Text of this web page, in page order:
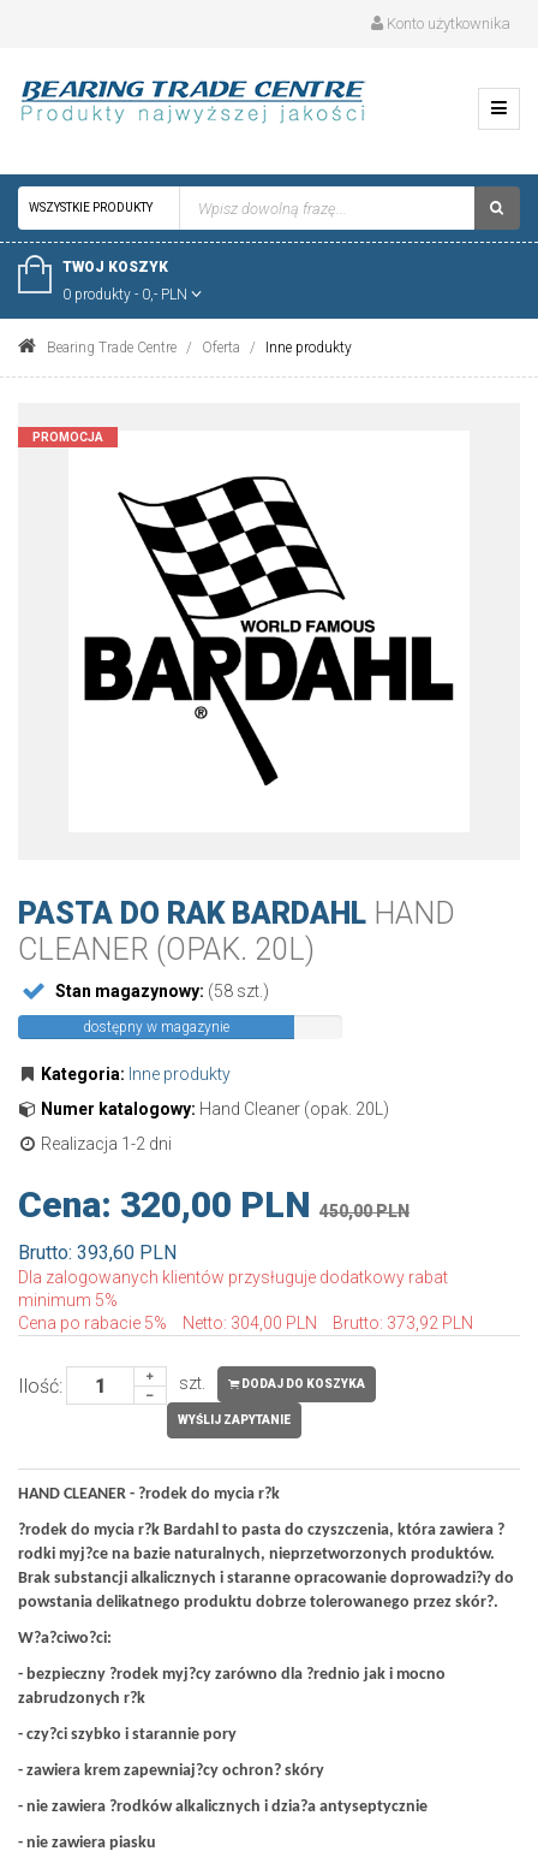
Konto użytkownika
WSZYSTKIE PRODUKTY
TWOJ KOSZYK
0 produkty - 0,- PLN
Bearing Trade Centre Oferta Inne produkty
PROMOCJA
PASTA DO RAK BARDAHL HAND
CLEANER (OPAK. 20L)
Stan magazynowy: (58 szt.)
dostępny w magazynie
Kategoria: Inne produkty
Numer katalogowy: Hand Cleaner (opak. 20L)
Realizacja 1-2 dni
Cena: 320,00 PLN 450,00 PLN
Brutto: 393,60 PLN
Dla zalogowanych klientów przysługuje dodatkowy rabat
minimum 5%
Cena po rabacie 5%
Netto: 304,00 PLN Brutto: 373,92 PLN
Ilość: szt. DODAJ DO KOSZYKA
WYŚLIJ ZAPYTANIE
HAND CLEANER - ?rodek do mycia r?k
?rodek do mycia r?k Bardahl to pasta do czyszczenia, która zawiera ?
rodki myj?ce na bazie naturalnych, nieprzetworzonych produktów.
Brak substancji alkalicznych i staranne opracowanie doprowadzi?y do
powstania delikatnego produktu dobrze tolerowanego przez skór?.
W?a?ciwo?ci:
- bezpieczny ?rodek myj?cy zarówno dla ?rednio jak i mocno
zabrudzonych r?k
- czy?ci szybko i starannie pory
- zawiera krem zapewniaj?cy ochron? skóry
- nie zawiera ?rodków alkalicznych i dzia?a antyseptycznie
- nie zawiera piasku